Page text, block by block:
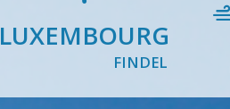
LUXEMBOURG
FINDEL